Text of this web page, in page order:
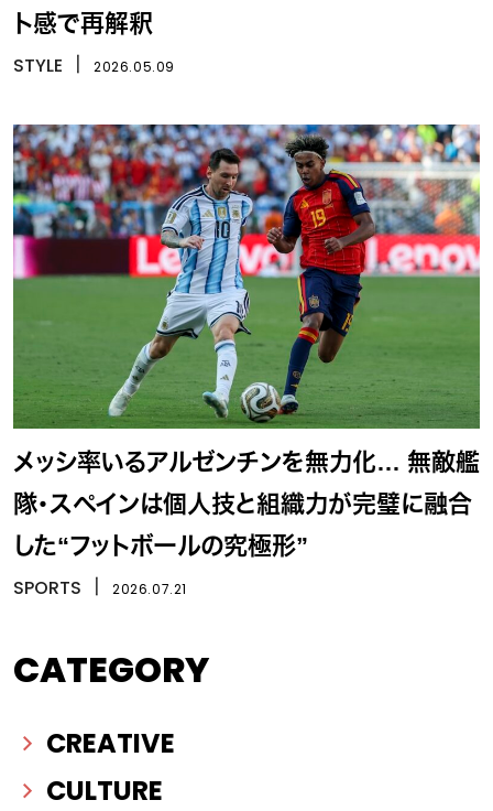
ト感で再解釈
STYLE 2026.05.09
メッシ率いるアルゼンチンを無力化… 無敵艦
隊・スペインは個人技と組織力が完璧に融合
した“フットボールの究極形”
SPORTS 2026.07.21
CATEGORY
CREATIVE
CULTURE